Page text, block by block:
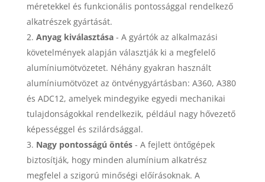
méretekkel és funkcionális pontossággal rendelkező
alkatrészek gyártását.
Anyag kiválasztása- A gyártók az alkalmazási
követelmények alapján választják ki a megfelelő
alumíniumötvözetet. Néhány gyakran használt
alumíniumötvözet az öntvénygyártásban: A360, A380
és ADC12, amelyek mindegyike egyedi mechanikai
tulajdonságokkal rendelkezik, például nagy hővezető
képességgel és szilárdsággal.
Nagy pontosságú öntés- A fejlett öntőgépek
biztosítják, hogy minden alumínium alkatrész
megfelel a szigorú minőségi előírásoknak. A